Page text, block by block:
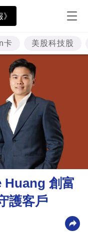
卡 美股科技股
Huang 創富
護客戶